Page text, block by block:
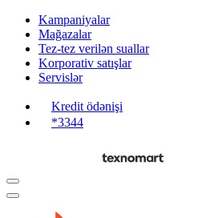
Kampaniyalar
Mağazalar
Tez-tez verilən suallar
Korporativ satışlar
Servislər
Kredit ödənişi
*3344